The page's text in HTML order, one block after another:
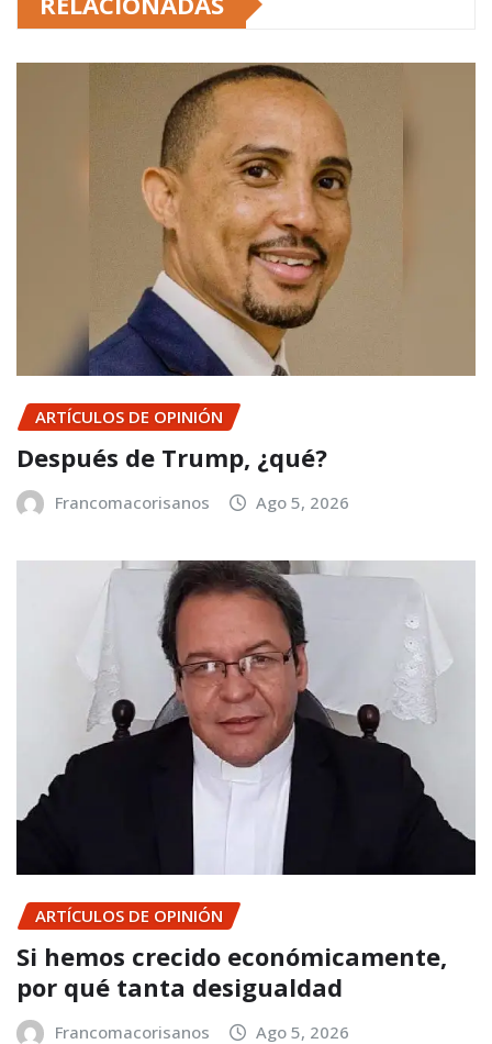
ARTÍCULOS DE OPINIÓN
Después de Trump, ¿qué?
Francomacorisanos Ago 5, 2026
ARTÍCULOS DE OPINIÓN
Si hemos crecido económicamente,
por qué tanta desigualdad
Francomacorisanos Ago 5, 2026